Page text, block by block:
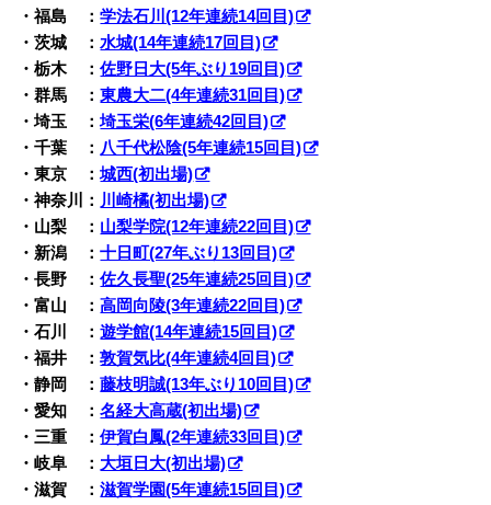
・福島 ：学法石川(12年連続14回目)
・茨城 ：水城(14年連続17回目)
・栃木 ：佐野日大(5年ぶり19回目)
・群馬 ：東農大二(4年連続31回目)
・埼玉 ：埼玉栄(6年連続42回目)
・千葉 ： 八千代松陰(5年連続15回目)
・東京 ：城西(初出場)
・神奈川： 川崎橘(初出場)
・山梨 ： 山梨学院(12年連続22回目)
・新潟 ：十日町(27年ぶり13回目)
・長野 ：佐久長聖(25年連続25回目)
・富山 ：高岡向陵(3年連続22回目)
・石川 ：遊学館(14年連続15回目)
・福井 ：敦賀気比(4年連続4回目)
・静岡 ：藤枝明誠(13年ぶり10回目)
・愛知 ：名経大高蔵(初出場)
・三重 ：伊賀白鳳(2年連続33回目)
・岐阜 ： 大垣日大(初出場)
・滋賀 ：滋賀学園(5年連続15回目)